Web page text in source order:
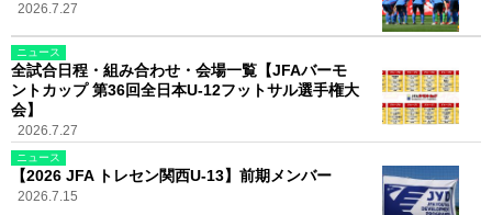
2026.7.27
ニュース
全試合日程・組み合わせ・会場一覧【JFAバーモ
ントカップ 第36回全日本U-12フットサル選手権大
会】
2026.7.27
ニュース
【2026 JFA トレセン関西U-13】前期メンバー
2026.7.15